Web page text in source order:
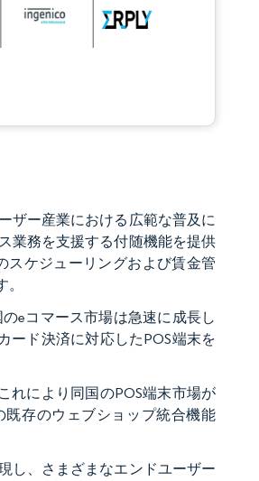
ザー産業における広範な普及に
業務を支援する付随機能を提供
スケジューリングおよび賃金管
eコマース市場は急速に成長し
ード決済に対応したPOS端末を
れにより同国のPOS端末市場が
存のウェブショップ統合機能
し、さまざまなエンドユーザー